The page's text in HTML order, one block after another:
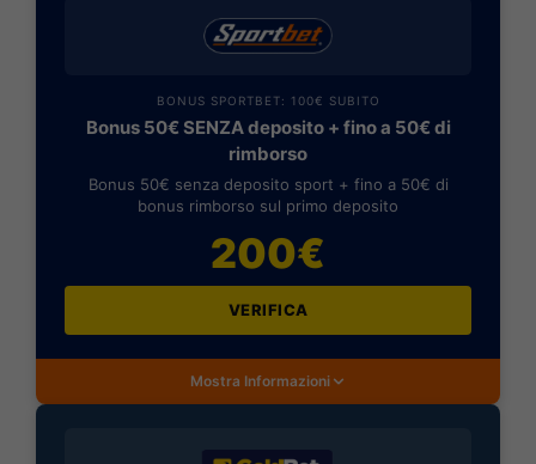
BONUS SPORTBET: 100€ SUBITO
Bonus 50€ SENZA deposito + fino a 50€ di
rimborso
Bonus 50€ senza deposito sport + fino a 50€ di
bonus rimborso sul primo deposito
200€
VERIFICA
Mostra Informazioni